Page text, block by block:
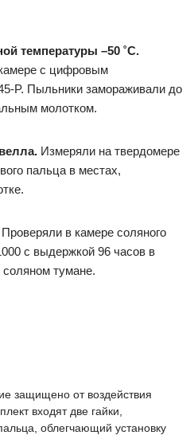
температуры –50 ˚С.
с цифровым
Пыльники замораживали до
молотком.
Измеряли на твердомере
пальца в местах,
Проверяли в камере соляного
с выдержкой 96 часов в
соляном тумане.
защищено от воздействия
входят две гайки,
облегчающий установку